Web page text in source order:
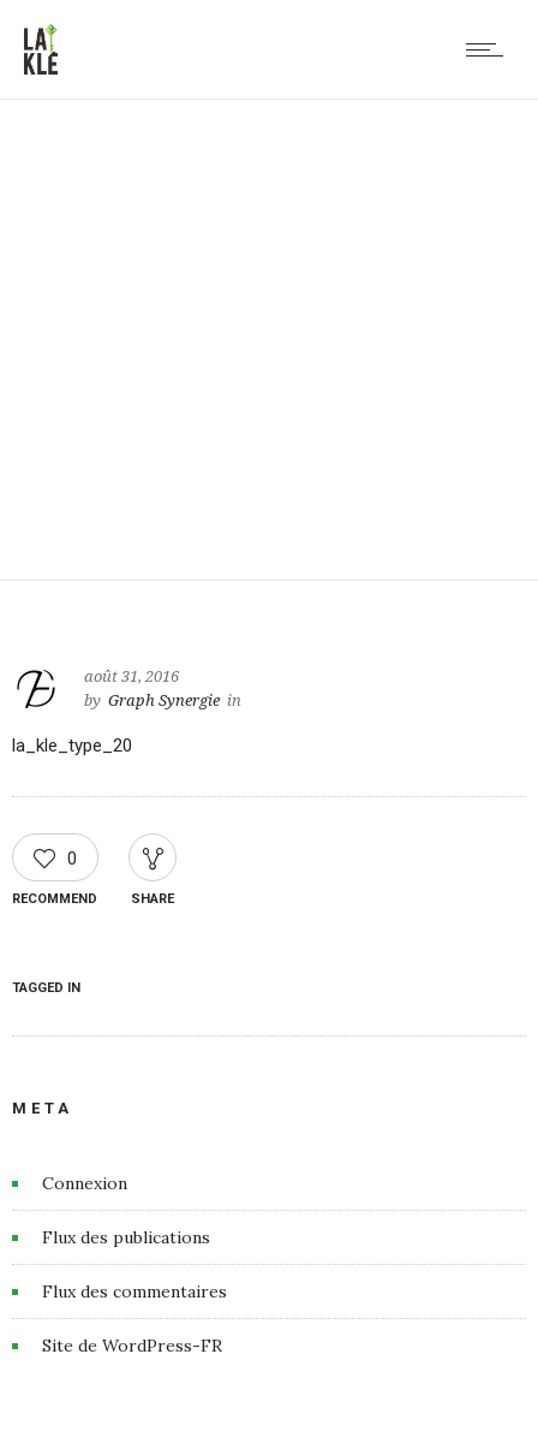
août 31, 2016
by Graph Synergie in
la_kle_type_20
0
RECOMMEND SHARE
TAGGED IN
META
Connexion
Flux des publications
Flux des commentaires
Site de WordPress-FR